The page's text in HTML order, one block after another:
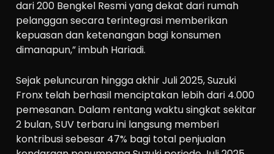
dari 200 Bengkel Resmi yang dekat dari rumah
pelanggan secara terintegrasi memberikan
kepuasan dan ketenangan bagi konsumen
dimanapun,” imbuh Hariadi.
Sejak peluncuran hingga akhir Juli 2025, Suzuki
Fronx telah berhasil menciptakan lebih dari 4.000
pemesanan. Dalam rentang waktu singkat sekitar
2 bulan, SUV terbaru ini langsung memberi
kontribusi sebesar 47% bagi total penjualan